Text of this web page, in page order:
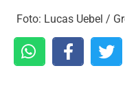
Foto: Lucas Uebel /